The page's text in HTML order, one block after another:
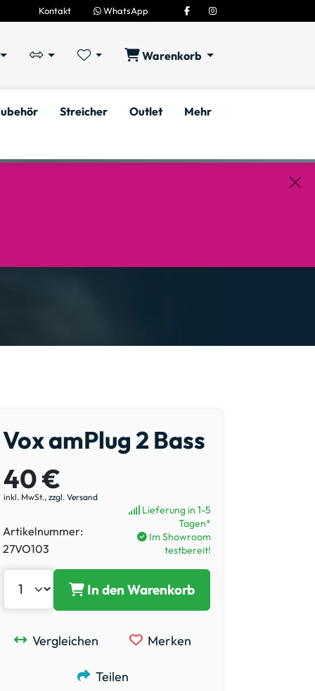
Kontakt WhatsApp
Warenkorb
Streicher Outlet Mehr
Vox amPlug 2 Bass
40 €
inkl. MwSt., zzgl. Versand
Artikelnummer:
27VO103
Lieferung in 1-5
Tagen*
Im Showroom
testbereit!
In den Warenkorb
Vergleichen Merken
Teilen